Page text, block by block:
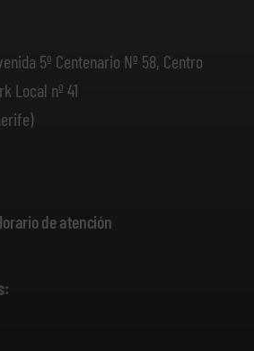
5º Centenario Nº 58, Centro
Local nº 41
de atención